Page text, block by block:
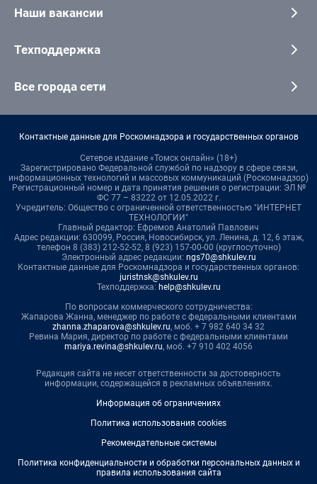
Наши вакансии
Техподдержка
Все города сети
Контактные данные для Роскомнадзора и государственных органов
Сетевое издание «Томск онлайн» (18+)
Зарегистрировано Федеральной службой по надзору в сфере связи,
информационных технологий и массовых коммуникаций (Роскомнадзор)
Регистрационный номер и дата принятия решения о регистрации: ЭЛ №
ФС 77 – 83222 от 12.05.2022 г.
Учредитель: Общество с ограниченной ответственностью "ИНТЕРНЕТ
ТЕХНОЛОГИИ"
Главный редактор: Ефремов Анатолий Павлович
Адрес редакции: 630099, Россия, Новосибирск, ул. Ленина, д. 12, 6 этаж,
телефон 8 (383) 212-52-52, 8 (923) 157-00-00 (круглосуточно)
Электронный адрес редакции: ngs70@shkulev.ru
Контактные данные для Роскомнадзора и государственных органов:
juristnsk@shkulev.ru
Техподдержка: help@shkulev.ru
По вопросам коммерческого сотрудничества:
Жапарова Жанна, менеджер по работе с федеральными клиентами
zhanna.zhaparova@shkulev.ru, моб. + 7 982 640 34 32
Ревина Мария, директор по работе с федеральными клиентами
mariya.revina@shkulev.ru, моб. +7 910 402 4056
Редакция сайта не несет ответственности за достоверность
информации, содержащейся в рекламных объявлениях.
Информация об ограничениях
Политика использования cookies
Рекомендательные системы
Политика конфиденциальности и обработки персональных данных и
правила использования сайта